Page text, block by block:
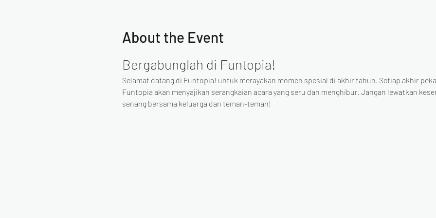
About the Event
Bergabunglah di Funtopia!
Selamat datang di Funtopia! untuk merayakan momen spesial di akhir tahun. Setiap akhir
Funtopia akan menyajikan serangkaian acara yang seru dan menghibur. Jangan lewatkan
senang bersama keluarga dan teman-teman!